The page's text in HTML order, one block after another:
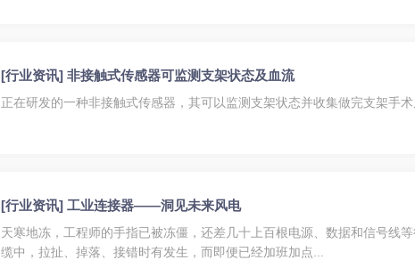
[行业资讯] 非接触式传感器可监测支架状态及血流
正在研发的一种非接触式传感器，其可以监测支架状态并收集做完支架手术
[行业资讯] 工业连接器——洞见未来风电
天寒地冻，工程师的手指已被冻僵，还差几十上百根电源、数据和信号线
缆中，拉扯、掉落、接错时有发生，而即便已经加班加点...